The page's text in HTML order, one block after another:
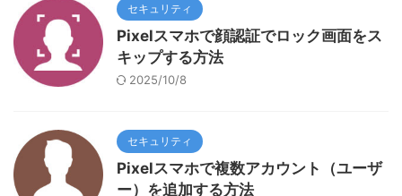
セキュリティ
Pixelスマホで顔認証でロック画面をス
キップする方法
2025/10/8
セキュリティ
Pixelスマホで複数アカウント（ユーザ
ー）を追加する方法